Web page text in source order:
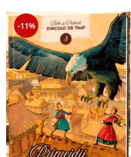
-11%